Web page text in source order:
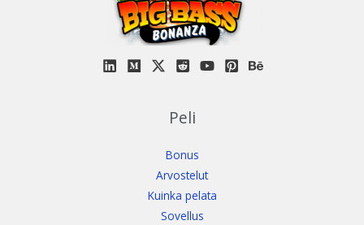
Peli
Bonus
Arvostelut
Kuinka pelata
Sovellus